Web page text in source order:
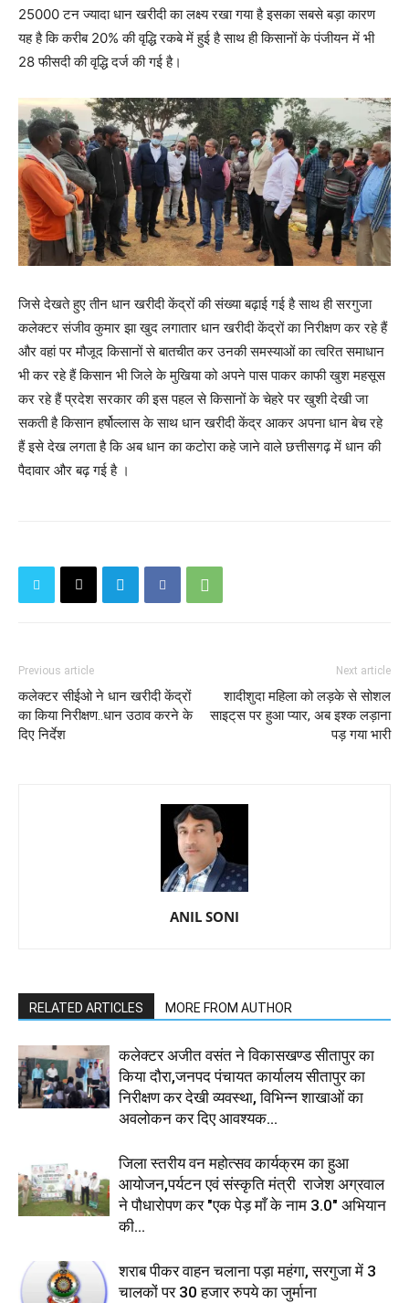
25000 टन ज्यादा धान खरीदी का लक्ष्य रखा गया है इसका सबसे बड़ा कारण
यह है कि करीब 20% की वृद्धि रकबे में हुई है साथ ही किसानों के पंजीयन में भी
28 फीसदी की वृद्धि दर्ज की गई है।
जिसे देखते हुए तीन धान खरीदी केंद्रों की संख्या बढ़ाई गई है साथ ही सरगुजा
कलेक्टर संजीव कुमार झा खुद लगातार धान खरीदी केंद्रों का निरीक्षण कर रहे हैं
और वहां पर मौजूद किसानों से बातचीत कर उनकी समस्याओं का त्वरित समाधान
भी कर रहे हैं किसान भी जिले के मुखिया को अपने पास पाकर काफी खुश महसूस
कर रहे हैं प्रदेश सरकार की इस पहल से किसानों के चेहरे पर खुशी देखी जा
सकती है किसान हर्षोल्लास के साथ धान खरीदी केंद्र आकर अपना धान बेच रहे
हैं इसे देख लगता है कि अब धान का कटोरा कहे जाने वाले छत्तीसगढ़ में धान की
पैदावार और बढ़ गई है ।
Previous article
कलेक्टर सीईओ ने धान खरीदी केंद्रों
का किया निरीक्षण..धान उठाव करने के
दिए निर्देश
Next article
शादीशुदा महिला को लड़के से सोशल
साइट्‌स पर हुआ प्यार, अब इश्क लड़ाना
पड़ गया भारी
ANIL SONI
RELATED ARTICLES MORE FROM AUTHOR
कलेक्टर अजीत वसंत ने विकासखण्ड सीतापुर का
किया दौरा,जनपद पंचायत कार्यालय सीतापुर का
निरीक्षण कर देखी व्यवस्था, विभिन्न शाखाओं का
अवलोकन कर दिए आवश्यक...
जिला स्तरीय वन महोत्सव कार्यक्रम का हुआ
आयोजन,पर्यटन एवं संस्कृति मंत्री राजेश अग्रवाल
ने पौधारोपण कर "एक पेड़ माँ के नाम 3.0" अभियान
की...
शराब पीकर वाहन चलाना पड़ा महंगा, सरगुजा में 3
चालकों पर 30 हजार रुपये का जुर्माना